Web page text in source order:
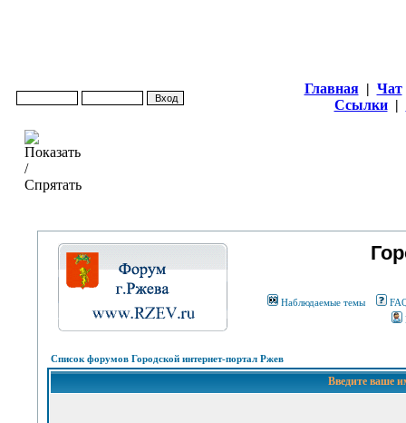
Главная | Чат
Ссылки |
Наблюдаемые темы
Список форумов Городской интернет-портал Ржев
Введите ваше